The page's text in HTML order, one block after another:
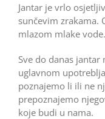
Jantar je vrlo
sunčevim zrakama.
mlazom mlake vode.
Sve do danas
uglavnom
poznajemo li ili ne
prepoznajemo
koje budi u nama.